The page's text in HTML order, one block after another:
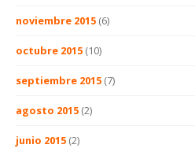
noviembre 2015 (6)
octubre 2015 (10)
septiembre 2015 (7)
agosto 2015 (2)
junio 2015 (2)